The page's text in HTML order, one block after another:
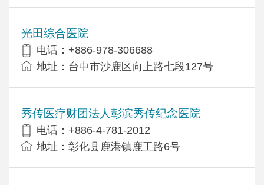
光田综合医院
电话：+886-978-306688
地址：台中市沙鹿区向上路七段127号
秀传医疗财团法人彰滨秀传纪念医院
电话：+886-4-781-2012
地址：彰化县鹿港镇鹿工路6号